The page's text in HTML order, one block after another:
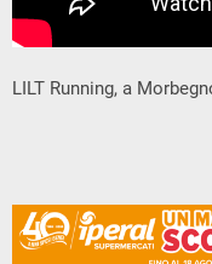
LILT Running, a